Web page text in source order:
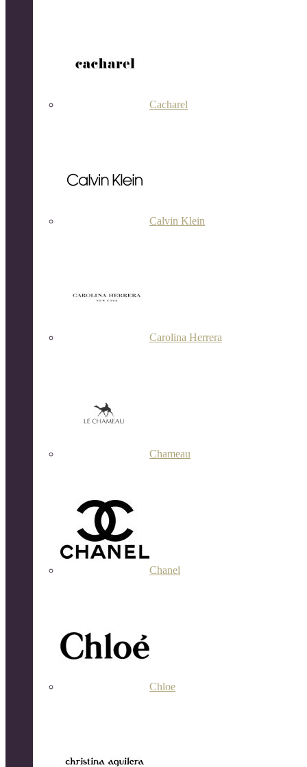
Cacharel
Calvin Klein
Carolina Herrera
Chameau
Chanel
Chloe